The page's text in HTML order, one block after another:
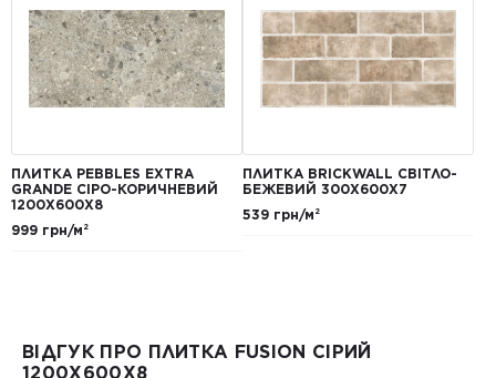
ПЛИТКА PEBBLES EXTRA
GRANDE СІРО-КОРИЧНЕВИЙ
1200Х600Х8
999 грн/м²
ПЛИТКА BRICKWALL СВІТЛО-
БЕЖЕВИЙ 300Х600Х7
539 грн/м²
ВІДГУК ПРО ПЛИТКА FUSION СІРИЙ
1200Х600X8